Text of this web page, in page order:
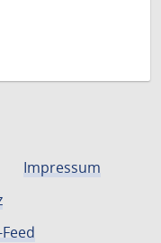
Impressum
Feed